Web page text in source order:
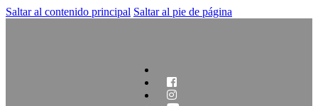
Saltar al contenido principal Saltar al pie de página